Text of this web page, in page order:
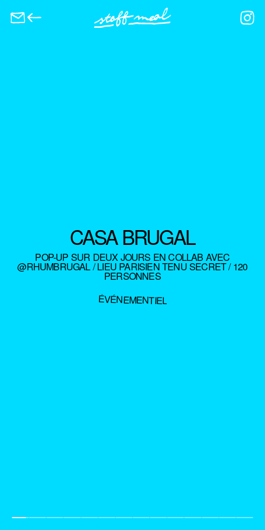
CASA BRUGAL
POP-UP SUR DEUX JOURS EN COLLAB AVEC
@RHUMBRUGAL / LIEU PARISIEN TENU SECRET / 120
PERSONNES
ÉVÉNEMENTIEL